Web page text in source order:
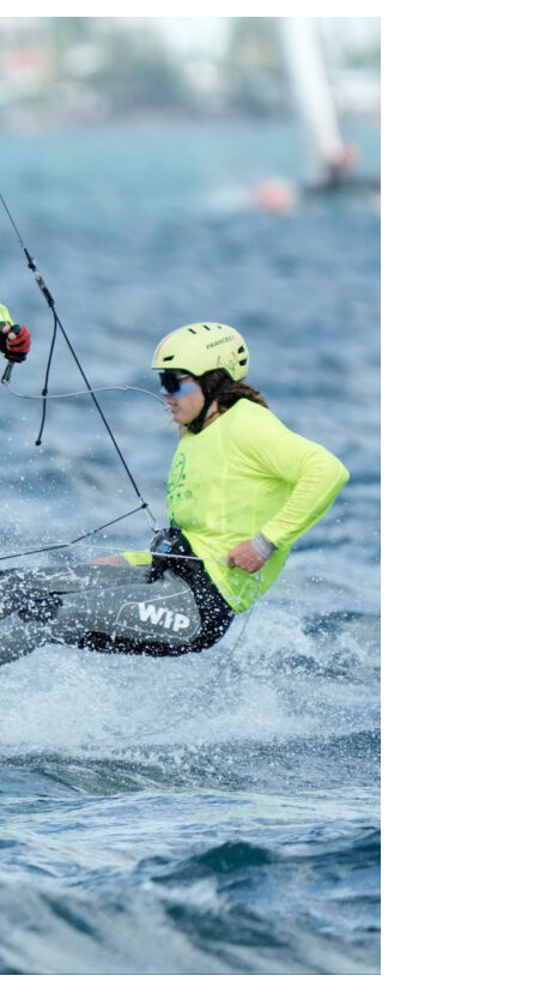
,Multi50 - Ocean Fifty Transat Café l'Or,